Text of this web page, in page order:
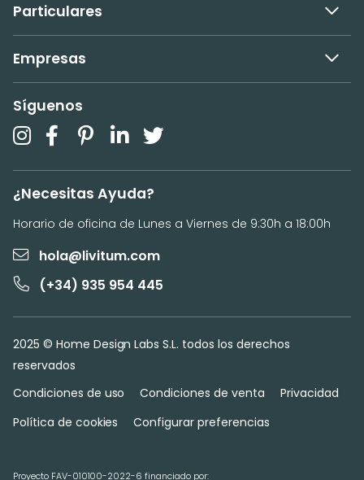
Particulares
Empresas
Síguenos
¿Necesitas Ayuda?
Horario de oficina de Lunes a Viernes de 9:30h a 18:00h
hola@livitum.com
(+34) 935 954 445
2025 © Home Design Labs S.L. todos los derechos
reservados
Condiciones de uso
Condiciones de venta
Privacidad
Política de cookies
Configurar preferencias
Proyecto FAV-010100-2022-6 financiado por: